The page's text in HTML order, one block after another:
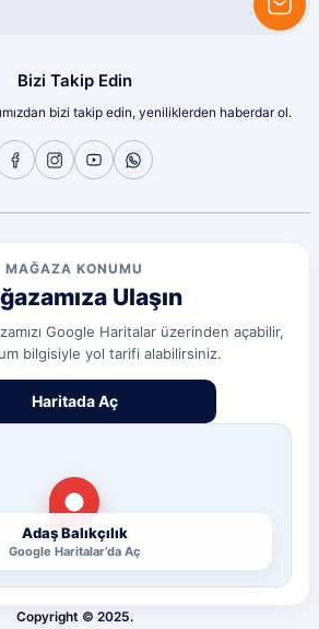
Diğer yorumları göster
Bizi Takip Edin
bizi takip edin, yeniliklerden haberdar ol.
MAĞAZA KONUMU
Ulaşın
Google Haritalar üzerinden açabilir,
bilgisiyle yol tarifi alabilirsiniz.
Haritada Aç
Adaş Balıkçılık
Google Haritalar’da Aç
Copyright © 2025.